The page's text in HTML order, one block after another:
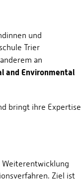
und
Trier
an
and Environmental
bringt ihre Expertise
Ziel ist